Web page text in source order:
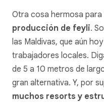
Otra cosa hermosa para
producción de feyli.
las Maldivas, que aún
trabajadores locales.
de 5 a 10 metros de
gran alternativa. Y, por
muchos resorts y